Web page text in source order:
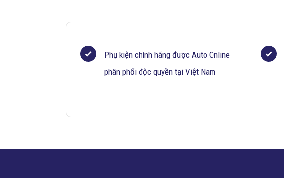
Phụ kiện chính hãng được Auto Online
phân phối độc quyền tại Việt Nam